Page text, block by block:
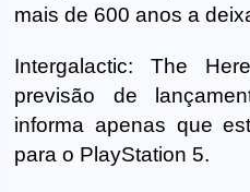
mais de 600 anos a
Intergalactic: The
previsão de
informa apenas que
para o PlayStation 5.